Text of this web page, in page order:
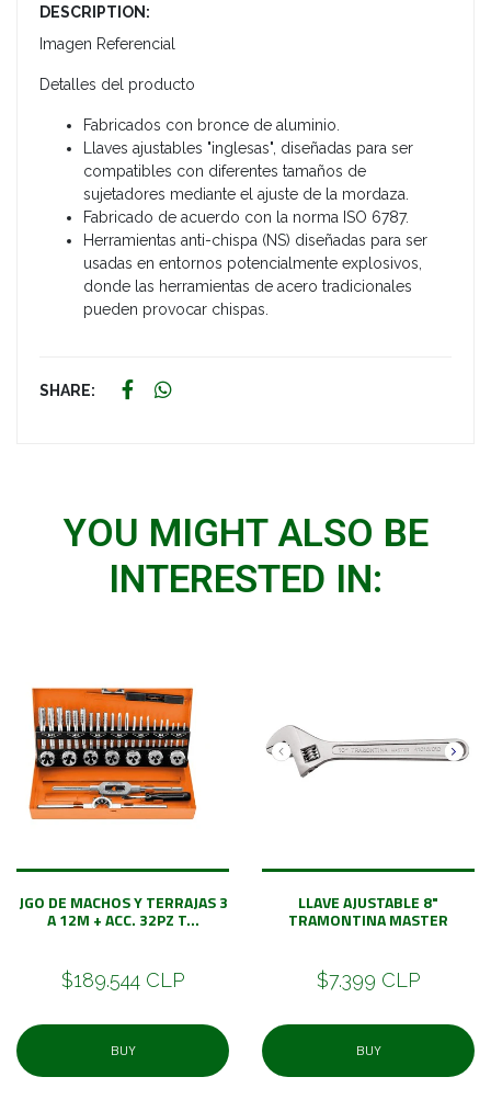
DESCRIPTION:
Imagen Referencial
Detalles del producto
Fabricados con bronce de aluminio.
Llaves ajustables "inglesas", diseñadas para ser
compatibles con diferentes tamaños de
sujetadores mediante el ajuste de la mordaza.
Fabricado de acuerdo con la norma ISO 6787.
Herramientas anti-chispa (NS) diseñadas para ser
usadas en entornos potencialmente explosivos,
donde las herramientas de acero tradicionales
pueden provocar chispas.
SHARE:
YOU MIGHT ALSO BE
INTERESTED IN:
JGO DE MACHOS Y TERRAJAS 3
A 12M + ACC. 32PZ T...
$189.544 CLP
BUY
LLAVE AJUSTABLE 8"
TRAMONTINA MASTER
$7.399 CLP
BUY